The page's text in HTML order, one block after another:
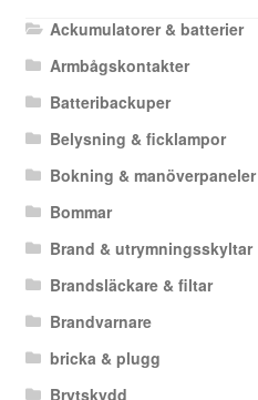
Ackumulatorer & batterier
Armbågskontakter
Batteribackuper
Belysning & ficklampor
Bokning & manöverpaneler
Bommar
Brand & utrymningsskyltar
Brandsläckare & filtar
Brandvarnare
bricka & plugg
Brytskydd